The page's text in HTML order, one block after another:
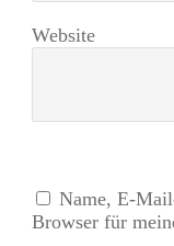
Website
Name, E-
Browser für